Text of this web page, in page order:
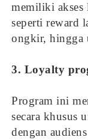
memiliki akses
seperti reward
ongkir, hingga
3. Loyalty
Program ini
secara khusus
dengan